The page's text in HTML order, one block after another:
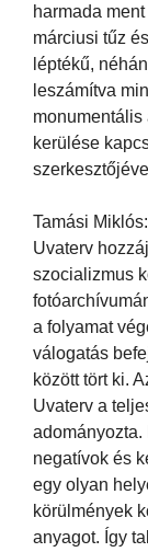
harmada
márciusi tűz
léptékű,
leszámítva
monumentális
kerülése
Tamási
Uvaterv
szocializmus
a folyamat
válogatás
között tört ki.
Uvaterv a
negatívok és
egy olyan
körülmények
anyagot. Így